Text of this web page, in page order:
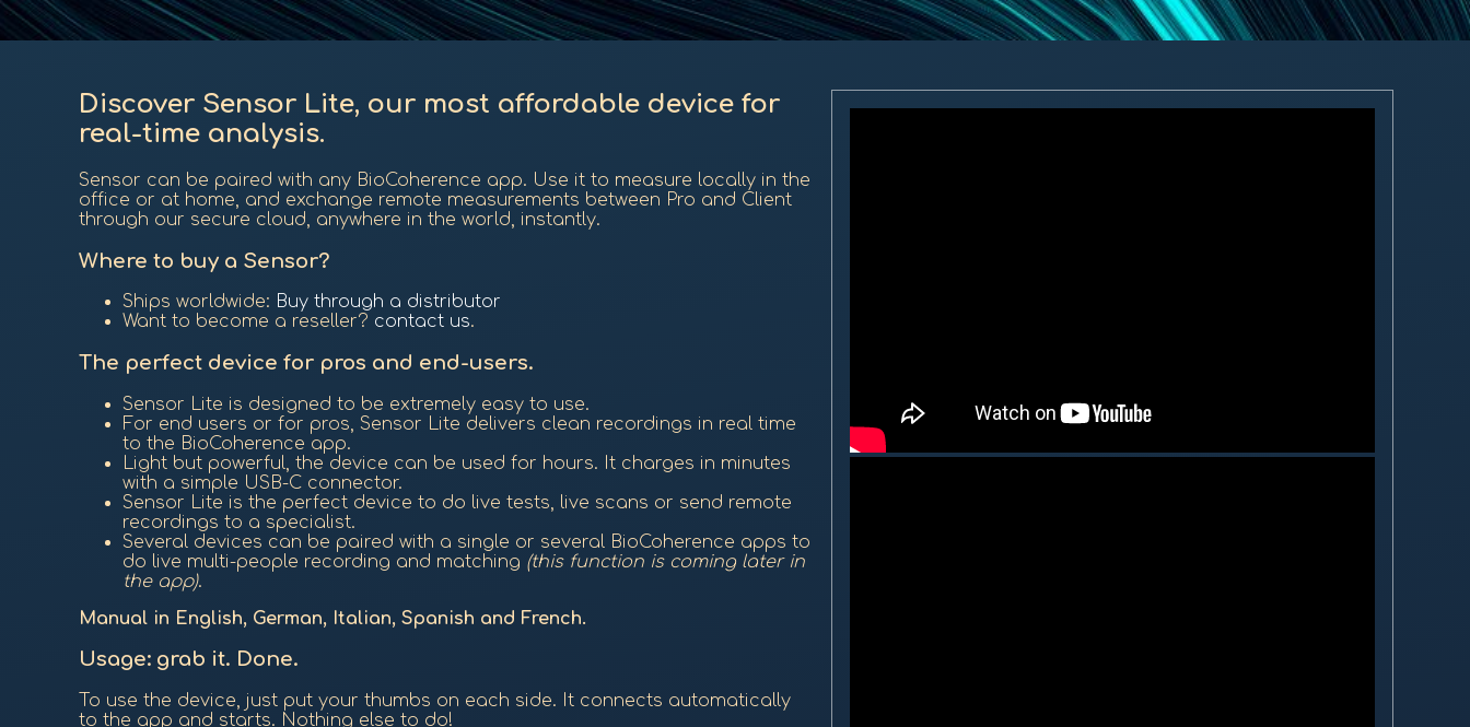
Discover Sensor Lite, our most affordable device for
real-time analysis.
Sensor can be paired with any BioCoherence app. Use it to measure locally in the
office or at home, and exchange remote measurements between Pro and Client
through our secure cloud, anywhere in the world, instantly.
Where to buy a Sensor?
Ships worldwide: Buy through a distributor
Want to become a reseller? contact us.
The perfect device for pros and end-users.
Sensor Lite is designed to be extremely easy to use.
For end users or for pros, Sensor Lite delivers clean recordings in real time
to the BioCoherence app.
Light but powerful, the device can be used for hours. It charges in minutes
with a simple USB-C connector.
Sensor Lite is the perfect device to do live tests, live scans or send remote
recordings to a specialist.
Several devices can be paired with a single or several BioCoherence apps to
do live multi-people recording and matching (this function is coming later in
the app).
Manual in English, German, Italian, Spanish and French.
Usage: grab it. Done.
To use the device, just put your thumbs on each side. It connects automatically
to the app and starts. Nothing else to do!